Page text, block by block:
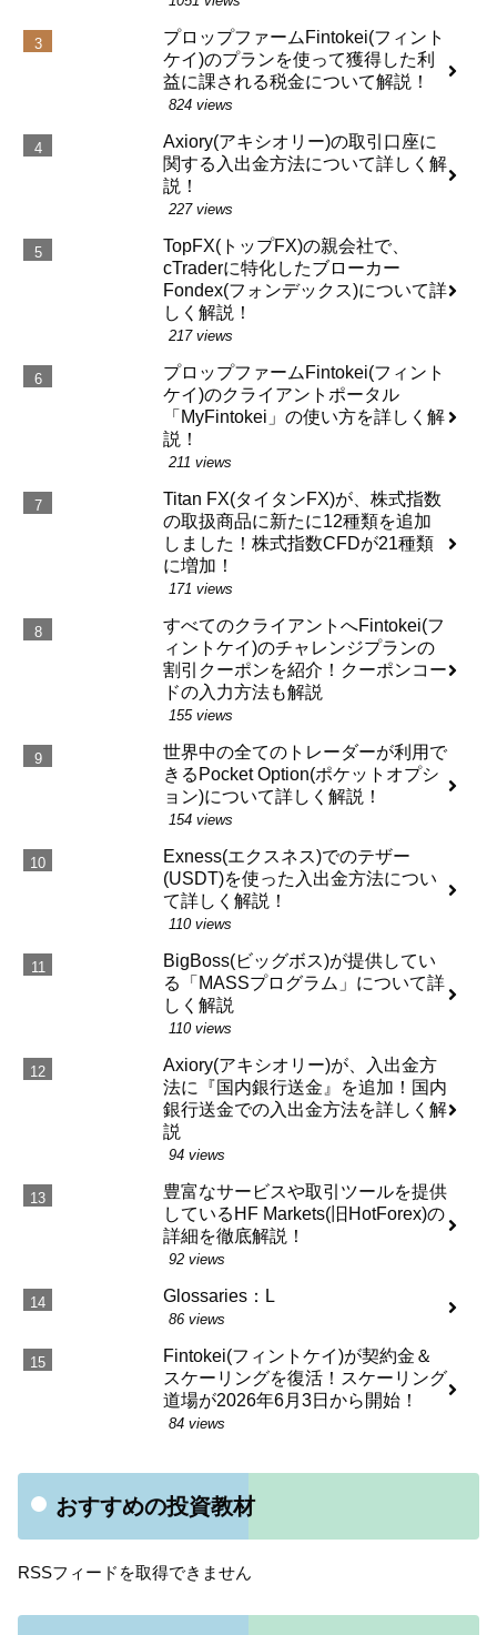
プロップファームFintokei(フィント
ケイ)のプランを使って獲得した利
益に課される税金について解説！
824 views
Axiory(アキシオリー)の取引口座に
関する入出金方法について詳しく解
説！
227 views
TopFX(トップFX)の親会社で、
cTraderに特化したブローカー
Fondex(フォンデックス)について詳
しく解説！
217 views
プロップファームFintokei(フィント
ケイ)のクライアントポータル
「MyFintokei」の使い方を詳しく解
説！
211 views
Titan FX(タイタンFX)が、株式指数
の取扱商品に新たに12種類を追加
しました！株式指数CFDが21種類
に増加！
171 views
すべてのクライアントへFintokei(フ
ィントケイ)のチャレンジプランの
割引クーポンを紹介！クーポンコー
ドの入力方法も解説
155 views
世界中の全てのトレーダーが利用で
きるPocket Option(ポケットオプシ
ョン)について詳しく解説！
154 views
Exness(エクスネス)でのテザー
(USDT)を使った入出金方法につい
て詳しく解説！
110 views
BigBoss(ビッグボス)が提供してい
る「MASSプログラム」について詳
しく解説
110 views
Axiory(アキシオリー)が、入出金方
法に『国内銀行送金』を追加！国内
銀行送金での入出金方法を詳しく解
説
94 views
豊富なサービスや取引ツールを提供
しているHF Markets(旧HotForex)の
詳細を徹底解説！
92 views
Glossaries：L
86 views
Fintokei(フィントケイ)が契約金＆
スケーリングを復活！スケーリング
道場が2026年6月3日から開始！
84 views
おすすめの投資教材
RSSフィードを取得できません